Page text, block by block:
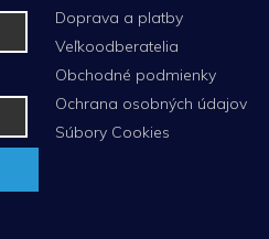
Doprava a platby
Veľkoodberatelia
Obchodné podmienky
Ochrana osobných údajov
Súbory Cookies